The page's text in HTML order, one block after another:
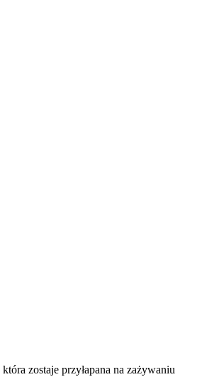
zostaje przyłapana na zażywaniu